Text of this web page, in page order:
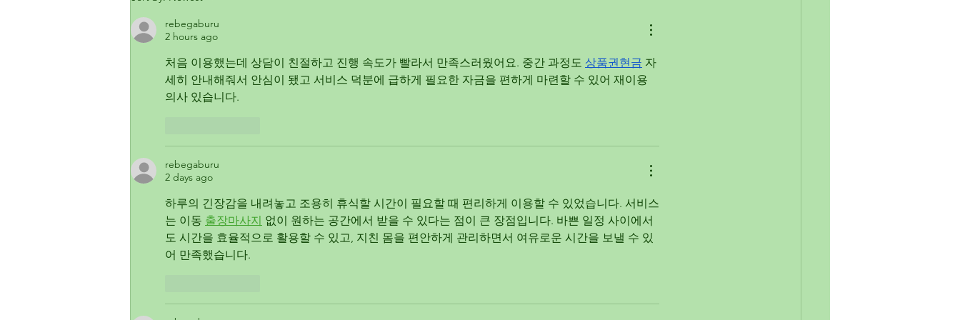
and inspiration (DE)
rebegaburu
2 hours ago
처음 이용했는데 상담이 친절하고 진행 속도가 빨라서 만족스러웠어요. 중간 과정도 상품권현금 자
세히 안내해줘서 안심이 됐고 서비스 덕분에 급하게 필요한 자금을 편하게 마련할 수 있어 재이용
의사 있습니다.
rebegaburu
2 days ago
하루의 긴장감을 내려놓고 조용히 휴식할 시간이 필요할 때 편리하게 이용할 수 있었습니다. 서비스
는 이동 출장마사지 없이 원하는 공간에서 받을 수 있다는 점이 큰 장점입니다. 바쁜 일정 사이에서
도 시간을 효율적으로 활용할 수 있고, 지친 몸을 편안하게 관리하면서 여유로운 시간을 보낼 수 있
어 만족했습니다.